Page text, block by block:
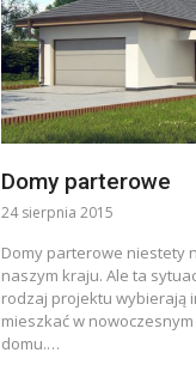
Domy parterowe
24 sierpnia 2015
Domy parterowe niestety
naszym kraju. Ale ta
rodzaj projektu wybierają
mieszkać w
domu.…